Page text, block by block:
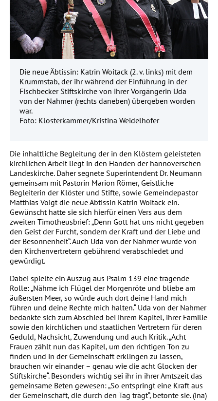
Die neue Äbtissin: Katrin Woitack (2. v. links) mit dem
Krummstab, der ihr während der Einführung in der
Fischbecker Stiftskirche von ihrer Vorgängerin Uda
von der Nahmer (rechts daneben) übergeben worden
war.
Foto: Klosterkammer/Kristina Weidelhofer
Die inhaltliche Begleitung der in den Klöstern geleisteten
kirchlichen Arbeit liegt in den Händen der hannoverschen
Landeskirche. Daher segnete Superintendent Dr. Neumann
gemeinsam mit Pastorin Marion Römer, Geistliche
Begleiterin der Klöster und Stifte, sowie Gemeindepastor
Matthias Voigt die neue Äbtissin Katrin Woitack ein.
Gewünscht hatte sie sich hierfür einen Vers aus dem
zweiten Timotheusbrief: „Denn Gott hat uns nicht gegeben
den Geist der Furcht, sondern der Kraft und der Liebe und
der Besonnenheit“. Auch Uda von der Nahmer wurde von
den Kirchenvertretern gebührend verabschiedet und
gewürdigt.
Dabei spielte ein Auszug aus Psalm 139 eine tragende
Rolle: „Nähme ich Flügel der Morgenröte und bliebe am
äußersten Meer, so würde auch dort deine Hand mich
führen und deine Rechte mich halten.“ Uda von der Nahmer
bedankte sich zum Abschied bei ihrem Kapitel, ihrer Familie
sowie den kirchlichen und staatlichen Vertretern für deren
Geduld, Nachsicht, Zuwendung und auch Kritik. „Acht
Frauen zählt nun das Kapitel, um den richtigen Ton zu
finden und in der Gemeinschaft erklingen zu lassen,
brauchen wir einander – genau wie die acht Glocken der
Stiftskirche“. Besonders wichtig sei ihr in ihrer Amtszeit das
gemeinsame Beten gewesen: „So entspringt eine Kraft aus
der Gemeinschaft, die durch den Tag trägt“, betonte sie. (ina)